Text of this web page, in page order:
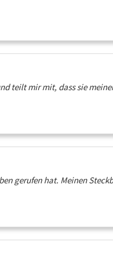
teilt mir mit, dass sie
gerufen hat. Meinen